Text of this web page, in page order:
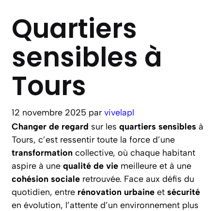
Quartiers
sensibles à
Tours
12 novembre 2025 par vivelapl
Changer de regard sur les quartiers sensibles à
Tours, c’est ressentir toute la force d’une
transformation collective, où chaque habitant
aspire à une qualité de vie meilleure et à une
cohésion sociale retrouvée. Face aux défis du
quotidien, entre rénovation urbaine et sécurité
en évolution, l’attente d’un environnement plus